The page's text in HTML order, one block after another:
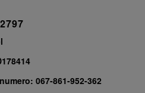
2797
067-861-952-362